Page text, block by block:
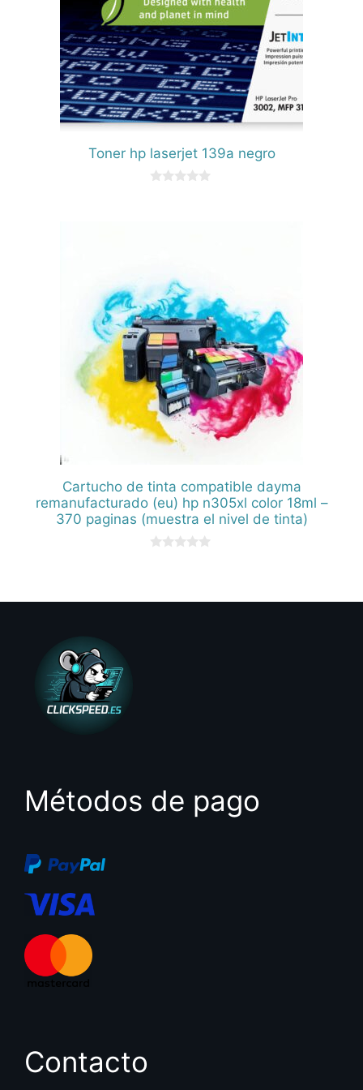
Toner hp laserjet 139a negro
Cartucho de tinta compatible dayma
remanufacturado (eu) hp n305xl color 18ml –
370 paginas (muestra el nivel de tinta)
Métodos de pago
Contacto